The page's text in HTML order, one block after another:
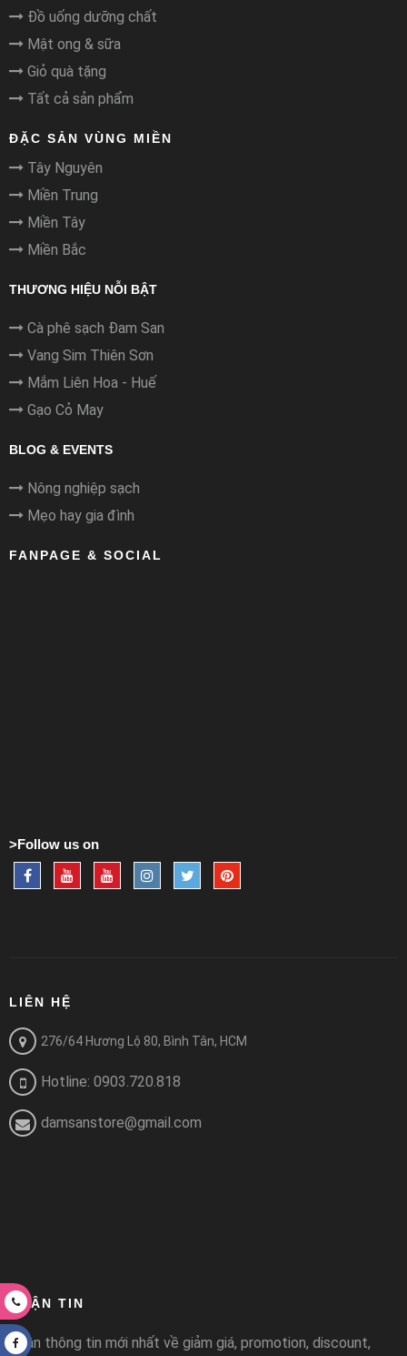
Đồ uống dưỡng chất
Mật ong & sữa
Giỏ quà tặng
Tất cả sản phẩm
ĐẶC SẢN VÙNG MIỀN
Tây Nguyên
Miền Trung
Miền Tây
Miền Bắc
THƯƠNG HIỆU NỖI BẬT
Cà phê sạch Đam San
Vang Sim Thiên Sơn
Mắm Liên Hoa - Huế
Gạo Cỏ May
BLOG & EVENTS
Nông nghiệp sạch
Mẹo hay gia đình
FANPAGE & SOCIAL
>Follow us on
LIÊN HỆ
276/64 Hương Lộ 80, Bình Tân, HCM
Hotline: 0903.720.818
damsanstore@gmail.com
NHẬN TIN
Nhận thông tin mới nhất về giảm giá, promotion, discount,